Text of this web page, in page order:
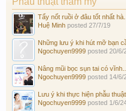
Tẩy nốt ruồi ở đâu tốt nhất
Huệ Minh posted 27/7/19
Những lưu ý khi hút mỡ bạn
Ngochuyen9999 posted 20/6/
Nâng mũi bọc sụn tai có
Ngochuyen9999 posted 14/6/
Lưu ý khi thực hiện phẫu
Ngochuyen9999 posted 1/6/